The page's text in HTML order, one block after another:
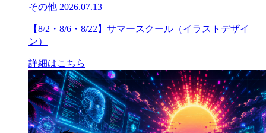
その他 2026.07.13
【8/2・8/6・8/22】サマースクール（イラストデザイ
ン）
詳細はこちら